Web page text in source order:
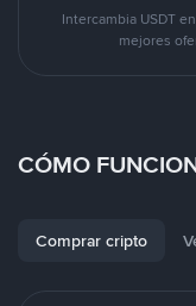
Intercambia USDT
mejores
CÓMO
Comprar cripto